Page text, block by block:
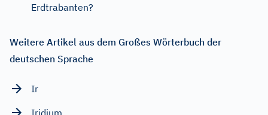
Erdtrabanten?
Weitere Artikel aus dem Großes Wörterbuch der
deutschen Sprache
Ir
Iridium